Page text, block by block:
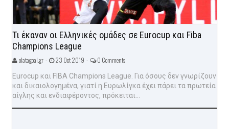
Τι έκαναν οι Ελληνικές ομάδες σε Eurocup και Fiba
Champions League
olatagoal.gr - 23 Oct 2019 - 0 Comments
Eurocup και FIBA Champions League. Για όσους δεν γνωρίζουν
και δικαιολογημένα, γιατί η Ευρωλίγκα έχει πάρει τα πρωτεία
αίγλης και ενδιαφέροντος, πρόκειται...